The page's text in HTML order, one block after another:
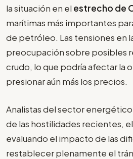
la situación en el estrecho de
marítimas más importantes
de petróleo. Las tensiones en
preocupación sobre posibles
crudo, lo que podría afectar la
presionar aún más los precios.
Analistas del sector
de las hostilidades recientes,
evaluando el impacto de las
restablecer plenamente el